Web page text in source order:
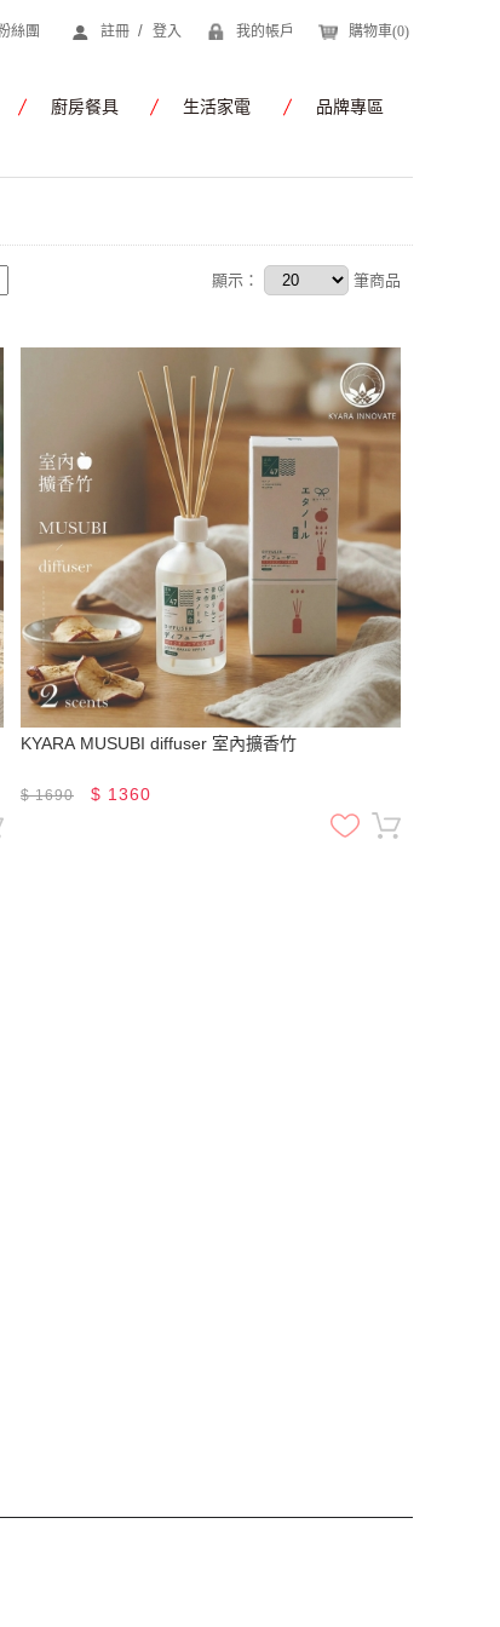
絲團 註冊 / 登入 我的帳戶 購物車(0)
廚房餐具 生活家電 品牌專區
顯示： 筆商品
KYARA MUSUBI diffuser 室內擴香竹
$1690 $ 1360